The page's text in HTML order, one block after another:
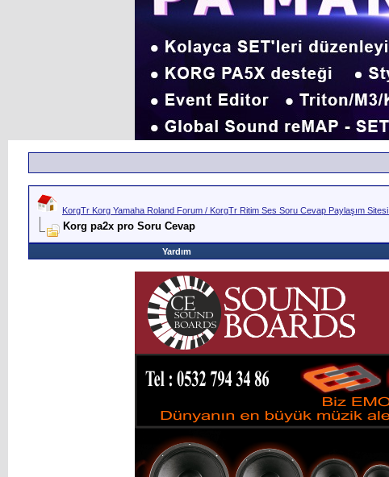
KorgTr Korg Yamaha Roland Forum / KorgTr Ritim Ses Soru Cevap Paylaşım Sitesi.
Korg pa2x pro Soru Cevap
Yardım